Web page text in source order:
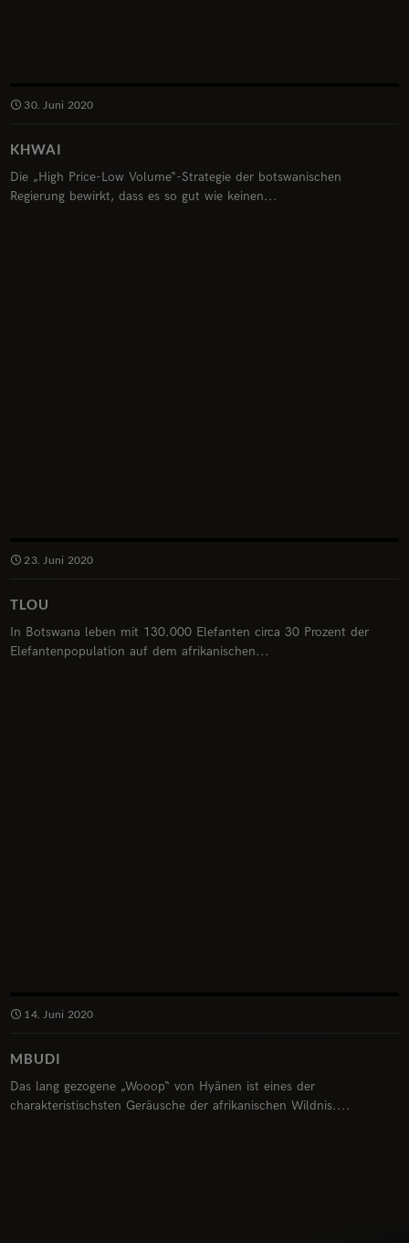
30. Juni 2020
KHWAI
Die „High Price-Low Volume“-Strategie der botswanischen
Regierung bewirkt, dass es so gut wie keinen...
23. Juni 2020
TLOU
In Botswana leben mit 130.000 Elefanten circa 30 Prozent der
Elefantenpopulation auf dem afrikanischen...
14. Juni 2020
MBUDI
Das lang gezogene „Wooop“ von Hyänen ist eines der
charakteristischsten Geräusche der afrikanischen Wildnis....